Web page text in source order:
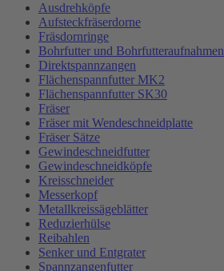
Ausdrehköpfe
Aufsteckfräserdorne
Fräsdornringe
Bohrfutter und Bohrfutteraufnahmen
Direktspannzangen
Flächenspannfutter MK2
Flächenspannfutter SK30
Fräser
Fräser mit Wendeschneidplatte
Fräser Sätze
Gewindeschneidfutter
Gewindeschneidköpfe
Kreisschneider
Messerkopf
Metallkreissägeblätter
Reduzierhülse
Reibahlen
Senker und Entgrater
Spannzangenfutter